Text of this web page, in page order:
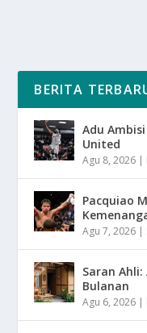
BERITA
Adu
United
Agu 8, 2026 |
Pacquiao
Agu 7, 2026 |
Saran Ahli:
Bulanan
Agu 6, 2026 |